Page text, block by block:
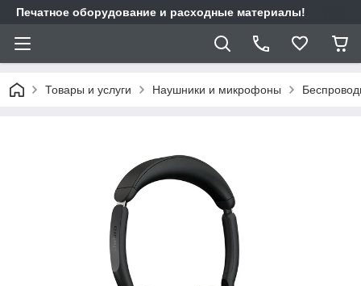
Печатное оборудование и расходные материалы!
Товары и услуги Наушники и микрофоны